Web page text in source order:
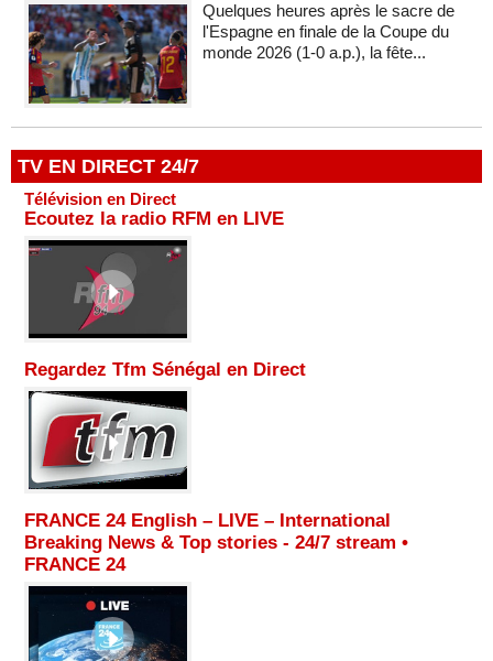
Quelques heures après le sacre de
l'Espagne en finale de la Coupe du
monde 2026 (1-0 a.p.), la fête...
TV EN DIRECT 24/7
Télévision en Direct
Ecoutez la radio RFM en LIVE
Regardez Tfm Sénégal en Direct
FRANCE 24 English – LIVE – International
Breaking News & Top stories - 24/7 stream •
FRANCE 24